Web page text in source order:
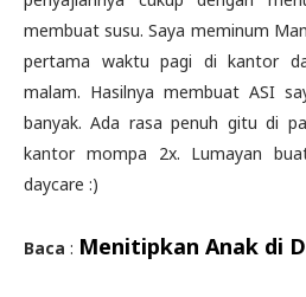
membuat susu. Saya meminum
pertama waktu pagi di kantor
malam. Hasilnya membuat ASI
banyak. Ada rasa penuh gitu di
kantor mompa 2x. Lumayan
daycare :)
Baca : Menitipkan Anak di